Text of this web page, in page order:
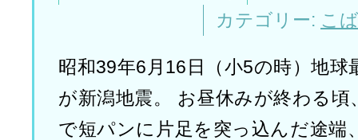
カテゴリー: こ
昭和39年6月16日（小5の時）地
が新潟地震。 お昼休みが終わる
で短パンに片足を突っ込んだ途端